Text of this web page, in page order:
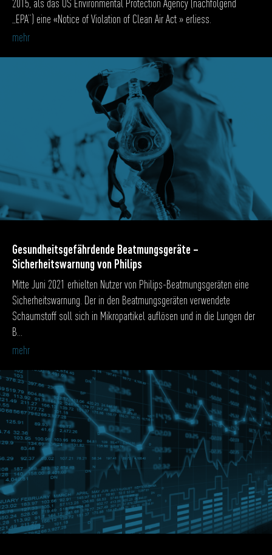
2015, als das US Environmental Protection Agency (nachfolgend
„EPA”) eine «Notice of Violation of Clean Air Act » erliess.
mehr
Gesundheitsgefährdende Beatmungsgeräte –
Sicherheitswarnung von Philips
Mitte Juni 2021 erhielten Nutzer von Philips-Beatmungsgeräten eine
Sicherheitswarnung. Der in den Beatmungsgeräten verwendete
Schaumstoff soll sich in Mikropartikel auflösen und in die Lungen der
B...
mehr